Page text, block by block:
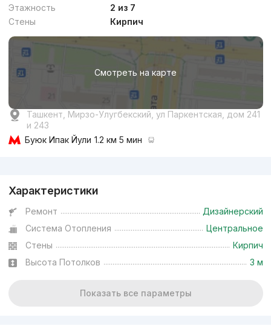
Этажность
2 из 7
Стены
Кирпич
Смотреть на карте
Ташкент, Мирзо-Улугбекский, ул Паркентская, дом 241
и 243
Буюк Ипак Йули 1.2 км 5 мин
Характеристики
Ремонт
Дизайнерский
Система Отопления
Центральное
Стены
Кирпич
Высота Потолков
3 м
Показать все параметры